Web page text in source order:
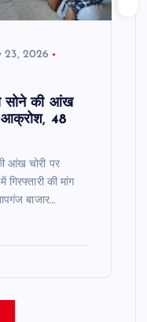
23, 2026
सोने की आंख
आक्रोश, 48
आंख चोरी पर
की मांग
बाजार…